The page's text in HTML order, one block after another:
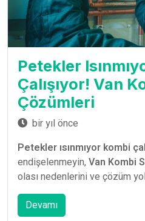
Petekler
Çalışıyor! Van
Çözümleri
bir yıl önce
Petekler ısınmıyor kombi
endişelenmeyin, Van Kombi
olası nedenlerini ve çözüm
Devamı